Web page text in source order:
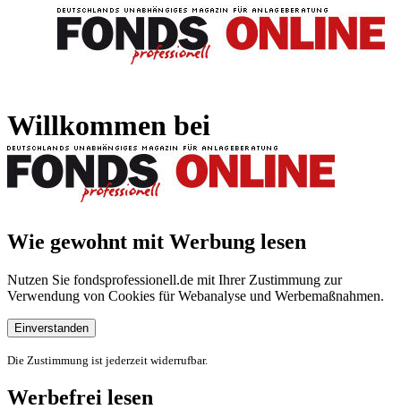
Willkommen bei
Wie gewohnt mit Werbung lesen
Nutzen Sie fondsprofessionell.de mit Ihrer Zustimmung zur
Verwendung von Cookies für Webanalyse und Werbemaßnahmen.
Einverstanden
Die Zustimmung ist jederzeit widerrufbar.
Werbefrei lesen